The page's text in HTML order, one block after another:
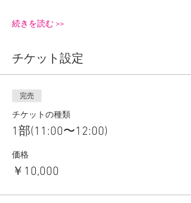
続きを読む >>
チケット設定
完売
チケットの種類
1部(11:00〜12:00)
価格
￥10,000